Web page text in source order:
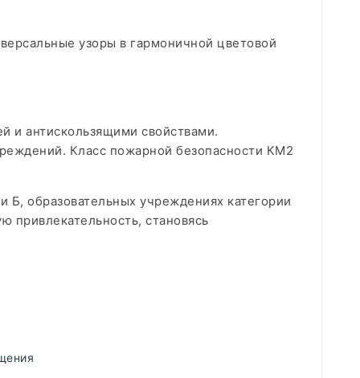
узоры в гармоничной цветовой
и антискользящими свойствами.
Класс пожарной безопасности КМ2
Б, образовательных учреждениях категории
привлекательность, становясь